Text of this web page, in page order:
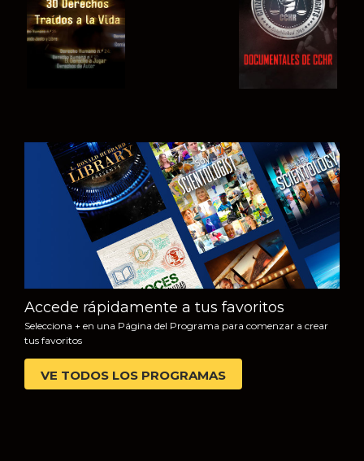
VE
EXPLORA LAS
SERIES
Accede rápidamente a tus favoritos
Selecciona + en una Página del Programa para comenzar a crear
tus favoritos
VE TODOS LOS PROGRAMAS